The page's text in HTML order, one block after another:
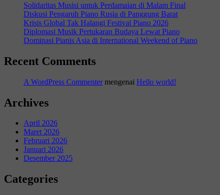
Solidaritas Musisi untuk Perdamaian di Malam Final
Diskusi Pengaruh Piano Rusia di Panggung Barat
Krisis Global Tak Halangi Festival Piano 2026
Diplomasi Musik Pertukaran Budaya Lewat Piano
Dominasi Pianis Asia di International Weekend of Piano
Recent Comments
A WordPress Commentermengenai Hello world!
Archives
April 2026
Maret 2026
Februari 2026
Januari 2026
Desember 2025
Categories